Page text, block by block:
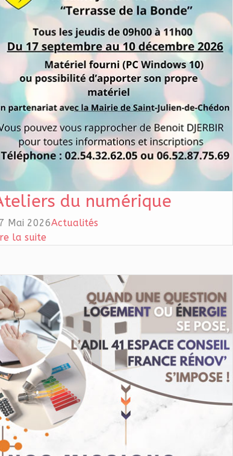
du numérique
Mai 2026Actualités
la suite